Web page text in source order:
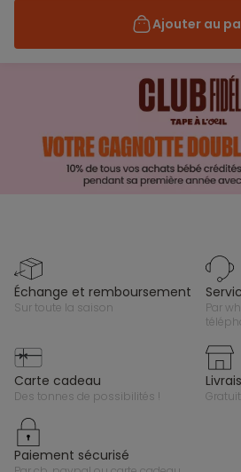
Ajouter au
échange et remboursement
sur toute la saison
par whatsapp, e-mail ou
carte cadeau
des tonnes de possibilités !
paiement sécurisé